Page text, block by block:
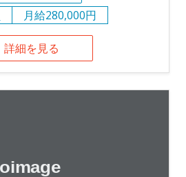
月給280,000円
詳細を見る